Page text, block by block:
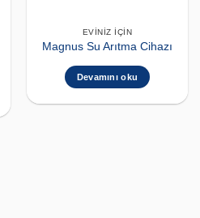
EVINIZ İÇIN
Magnus Su Arıtma Cihazı
Devamını oku